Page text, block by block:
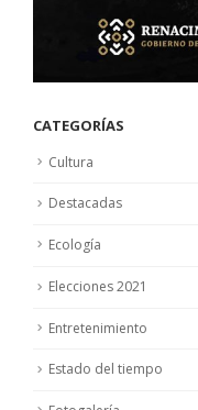
CATEGORÍAS
Cultura
Destacadas
Ecología
Elecciones 2021
Entretenimiento
Estado del tiempo